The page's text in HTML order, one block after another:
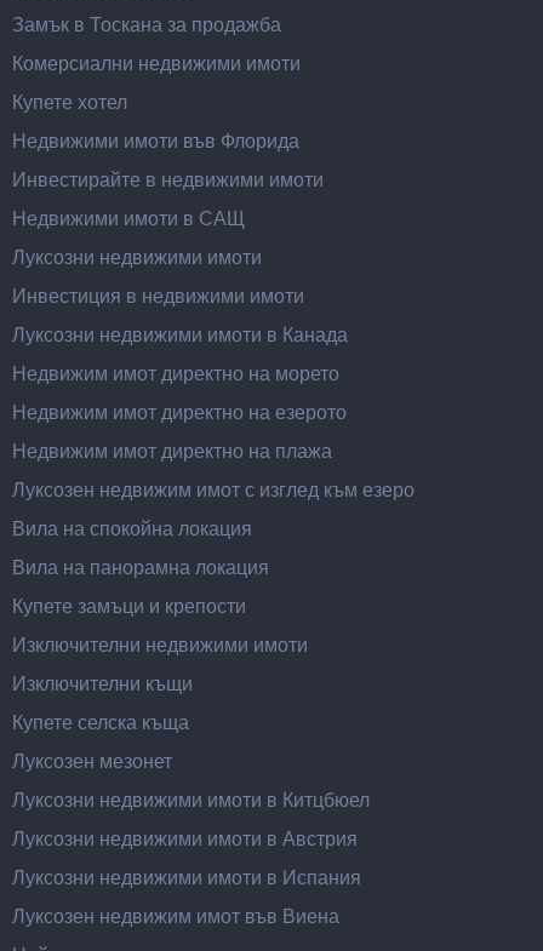
Замък в Тоскана за продажба
Комерсиални недвижими имоти
Купете хотел
Недвижими имоти във Флорида
Инвестирайте в недвижими имоти
Недвижими имоти в САЩ
Луксозни недвижими имоти
Инвестиция в недвижими имоти
Луксозни недвижими имоти в Канада
Недвижим имот директно на морето
Недвижим имот директно на езерото
Недвижим имот директно на плажа
Луксозен недвижим имот с изглед към езеро
Вила на спокойна локация
Вила на панорамна локация
Купете замъци и крепости
Изключителни недвижими имоти
Изключителни къщи
Купете селска къща
Луксозен мезонет
Луксозни недвижими имоти в Китцбюел
Луксозни недвижими имоти в Австрия
Луксозни недвижими имоти в Испания
Луксозен недвижим имот във Виена